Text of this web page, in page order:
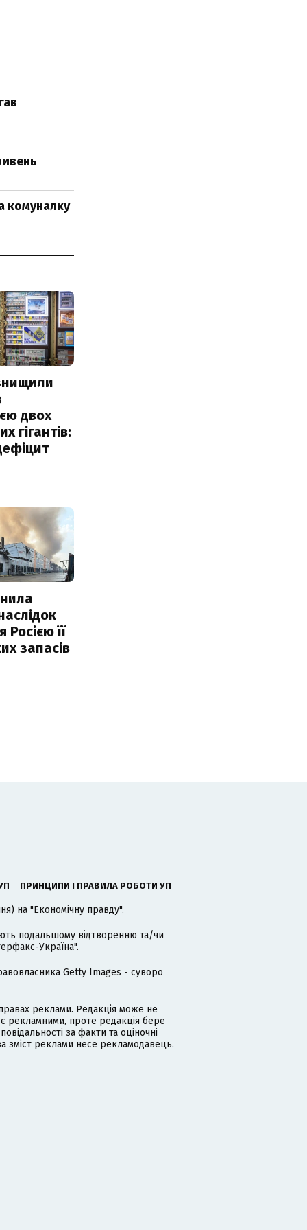
комуналку
двох
гігантів:
її
запасів
ПРИНЦИПИ І ПРАВИЛА РОБОТИ УП
на "Економічну правду".
подальшому відтворенню та/чи
Україна".
Getty Images - суворо
реклами. Редакція може не
рекламними, проте редакція бере
за факти та оціночні
зміст реклами несе рекламодавець.